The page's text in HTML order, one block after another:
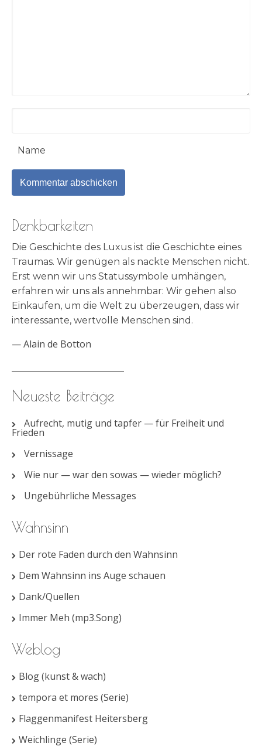
Name
Denkbarkeiten
Die Geschichte des Luxus ist die Geschichte eines
Traumas. Wir genügen als nackte Menschen nicht.
Erst wenn wir uns Statussymbole umhängen,
erfahren wir uns als annehmbar: Wir gehen also
Einkaufen, um die Welt zu überzeugen, dass wir
interessante, wertvolle Menschen sind.
—Alain de Botton
Neueste Beiträge
Aufrecht, mutig und tapfer — für Freiheit und
Frieden
Vernissage
Wie nur — war den sowas — wieder möglich?
Ungebührliche Messages
Wahnsinn
Der rote Faden durch den Wahnsinn
Dem Wahnsinn ins Auge schauen
Dank/Quellen
Immer Meh (mp3.Song)
Weblog
Blog (kunst & wach)
tempora et mores (Serie)
Flaggenmanifest Heitersberg
Weichlinge (Serie)